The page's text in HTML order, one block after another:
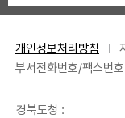
개인정보처리방침
부서전화번호/팩스번호
경북도청 :